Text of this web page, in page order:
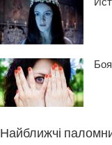
Найближчі